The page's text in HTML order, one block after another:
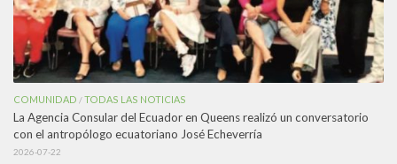
COMUNIDAD /TODAS LAS NOTICIAS
La Agencia Consular del Ecuador en Queens realizó un conversatorio
con el antropólogo ecuatoriano José Echeverría
2026-07-22